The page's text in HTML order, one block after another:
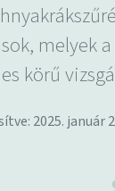
melyek
körű
2025. január